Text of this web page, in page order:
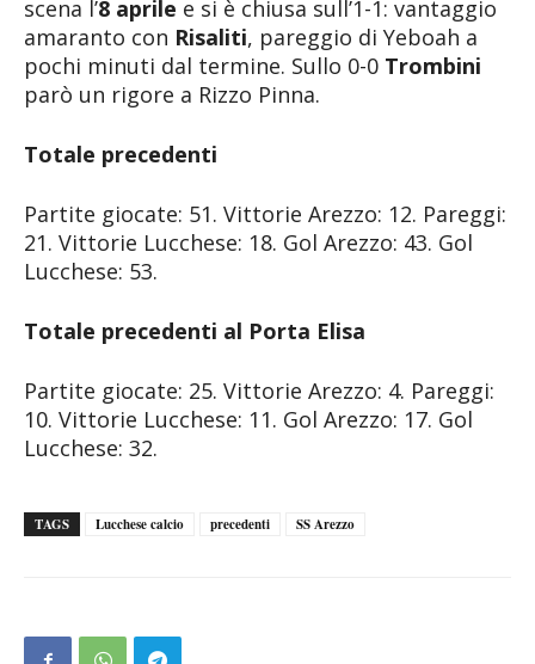
scena l’8 aprile e si è chiusa sull’1-1: vantaggio
amaranto con Risaliti, pareggio di Yeboah a
pochi minuti dal termine. Sullo 0-0 Trombini
parò un rigore a Rizzo Pinna.
Totale precedenti
Partite giocate: 51. Vittorie Arezzo: 12. Pareggi:
21. Vittorie Lucchese: 18. Gol Arezzo: 43. Gol
Lucchese: 53.
Totale precedenti al Porta Elisa
Partite giocate: 25. Vittorie Arezzo: 4. Pareggi:
10. Vittorie Lucchese: 11. Gol Arezzo: 17. Gol
Lucchese: 32.
TAGS Lucchese calcio precedenti SS Arezzo